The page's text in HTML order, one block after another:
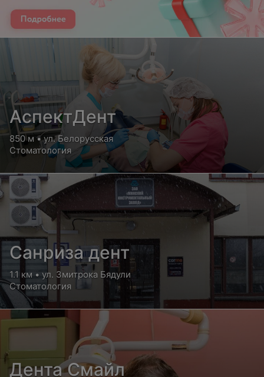
АспектДент
850 м • ул. Белорусская
Стоматология
Санриза дент
1.1 км • ул. Змитрока Бядули
Стоматология
Дента Смайл